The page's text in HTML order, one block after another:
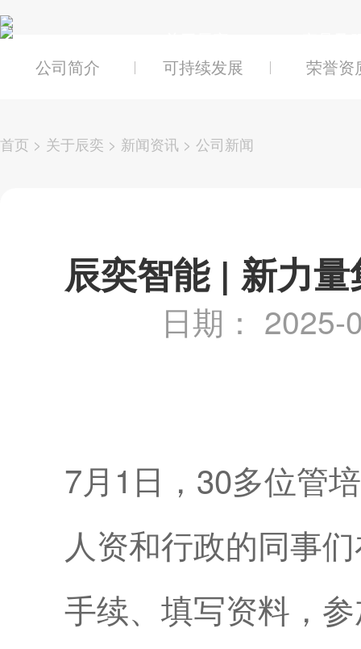
公司简介
可持续发展 荣誉资
首页 > 关于辰奕 > 新闻资讯 > 公司新闻
辰奕智能 | 新力
日期：
7月1日，30多位管
人资和行政的同事
手续、填写资料，